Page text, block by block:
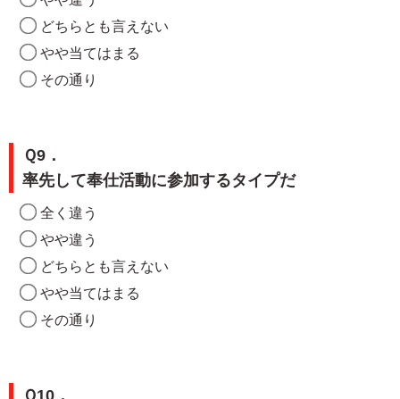
どちらとも言えない
やや当てはまる
その通り
Ｑ9．
率先して奉仕活動に参加するタイプだ
全く違う
やや違う
どちらとも言えない
やや当てはまる
その通り
Ｑ10．